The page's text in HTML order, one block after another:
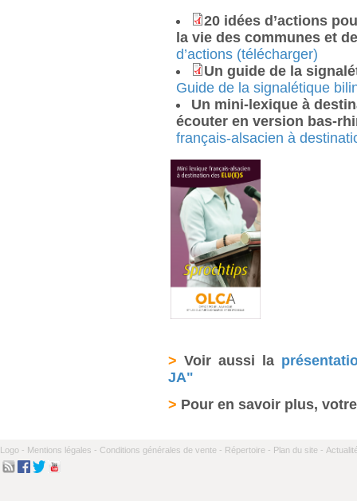
20 idées d’actions
la vie des communes et
d’actions (télécharger)
Un guide de la
Guide de la signalétique
Un mini-lexique à
écouter en version bas-
français-alsacien à
> Voir aussi la
JA"
> Pour en savoir plus,
Logo - Mentions légales - Conditions générales de vente - Répertoire - Plan du site -